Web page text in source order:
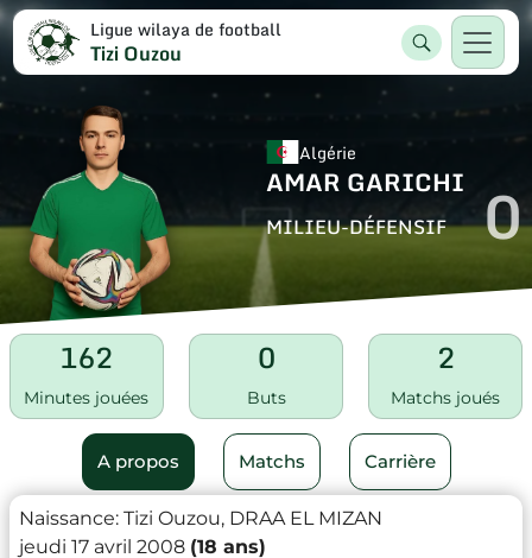
Ligue wilaya de football
Tizi Ouzou
Algérie
AMAR GARICHI
MILIEU-DÉFENSIF 0
162
Minutes jouées
0
Buts
2
Matchs joués
A propos Matchs Carrière
Naissance: Tizi Ouzou, DRAA EL MIZAN
jeudi 17 avril 2008 (18 ans)